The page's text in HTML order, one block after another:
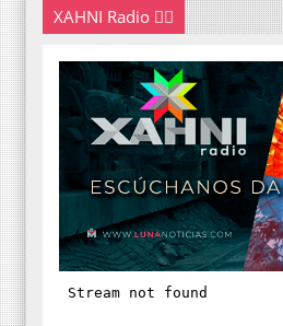
XAHNI Radio 👇🏽